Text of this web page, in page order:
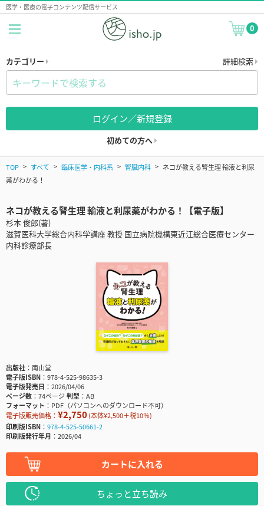
医学・医療の電子コンテンツ配信サービス
0
カテゴリー 詳細検索
ログイン／新規登録
初めての方へ
TOP すべて 臨床医学・内科系 腎臓内科
ネコが教える腎生理 輸液と利尿
薬がわかる！
ネコが教える腎生理 輸液と利尿薬がわかる！【電子版】
杉本 俊郎(著)
滋賀医科大学総合内科学講座 教授 国立病院機構東近江総合医療センター
内科診療部長
出版社
南山堂
電子版ISBN
978-4-525-98635-3
電子版発売日
2026/04/06
ページ数
74ページ判型
AB
フォーマット
PDF（パソコンへのダウンロード不可）
電子版販売価格： ¥2,750(本体¥2,500＋税10％)
印刷版ISBN
978-4-525-50661-2
印刷版発行年月
2026/04
カートに入れる
ちょっと立ち読み